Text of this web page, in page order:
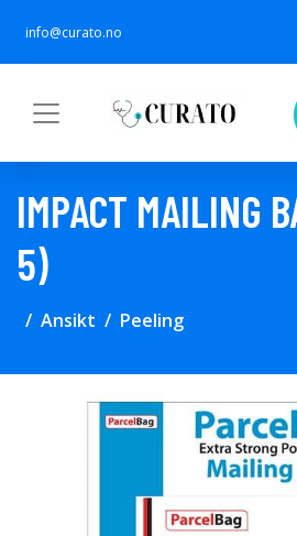
info@curato.no
IMPACT MAILING
5)
Ansikt Peeling